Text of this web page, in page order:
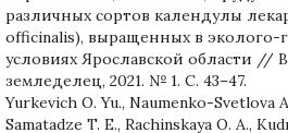
различных сортов календулы
officinalis), выращенных в эколого-
условиях Ярославской области //
земледелец, 2021. № 1. С. 43–47.
Yurkevich O. Yu., Naumenko-Svetlova
Samatadze T. E., Rachinskaya O. A.,